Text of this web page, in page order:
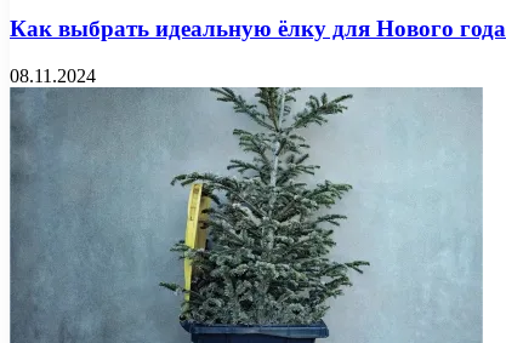
Как выбрать идеальную ёлку для Нового года
08.11.2024